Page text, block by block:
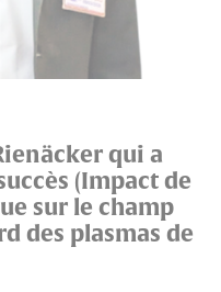
qui a
(Impact de
sur le champ
des plasmas de